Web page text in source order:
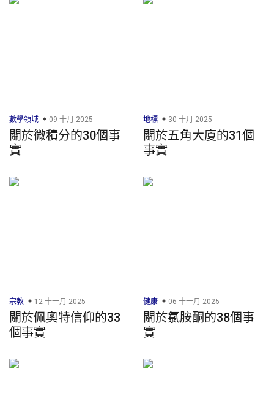
數學領域 09 十月 2025
關於微積分的30個事
實
地標 30 十月 2025
關於五角大廈的31個
事實
宗教 12 十一月 2025
關於佩奧特信仰的33
個事實
健康 06 十一月 2025
關於氯胺酮的38個事
實